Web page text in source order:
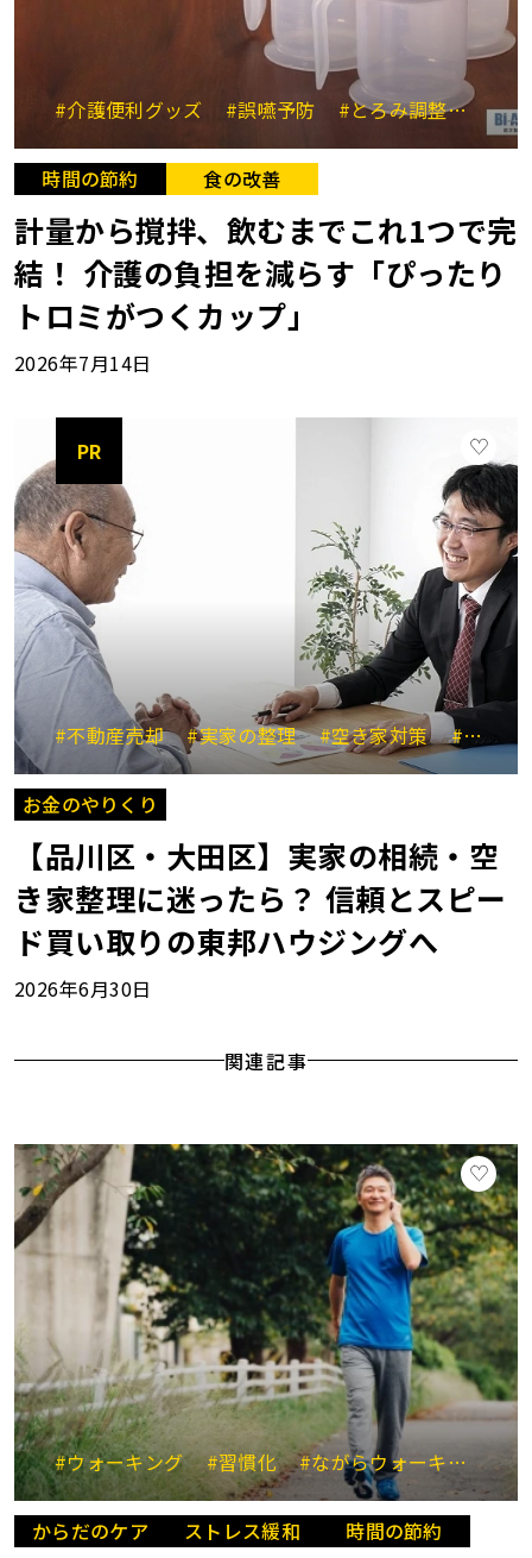
#介護便利グッズ #誤嚥予防 #とろみ調整 #時短
時間の節約 食の改善
計量から撹拌、飲むまでこれ1つで完
結！ 介護の負担を減らす「ぴったり
トロミがつくカップ」
2026年7月14日
PR
#不動産売却 #実家の整理 #空き家対策 #大田区川崎市
お金のやりくり
【品川区・大田区】実家の相続・空
き家整理に迷ったら？ 信頼とスピー
ド買い取りの東邦ハウジングへ
2026年6月30日
関連記事
#ウォーキング #習慣化 #ながらウォーキング #
からだのケア ストレス緩和 時間の節約